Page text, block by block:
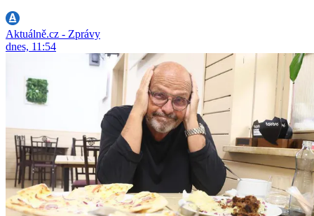
Aktuálně.cz - Zprávy
dnes, 11:54